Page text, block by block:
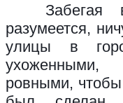
Забегая
разумеется,
улицы в
ровными,